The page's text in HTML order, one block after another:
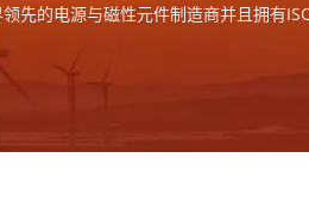
先的电源与磁性元件制造商并且拥有